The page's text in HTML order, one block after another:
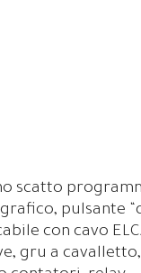
scatto
pulsante
con cavo
gru a